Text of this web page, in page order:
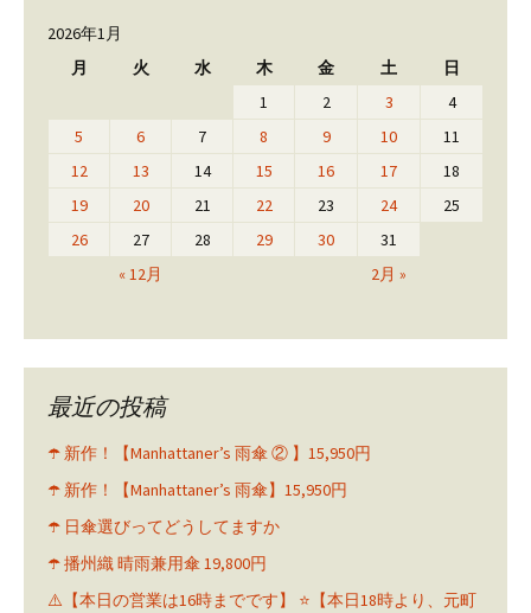
2026年1月
月
火 水 木 金 土 日
« 12月 2月 »
1 2 3
4
5
6 7 8 9 10
11
12
13 14 15 16 17
18
19
20 21 22 23 24
25
26
27 28 29 30 31
最近の投稿
☂️ 新作！【Manhattaner’s 雨傘 ② 】15,950円
☂️ 新作！【Manhattaner’s 雨傘】15,950円
☂️ 日傘選びってどうしてますか
☂️ 播州織 晴雨兼用傘 19,800円
⚠️【本日の営業は16時までです】 ⭐️【本日18時より、元町